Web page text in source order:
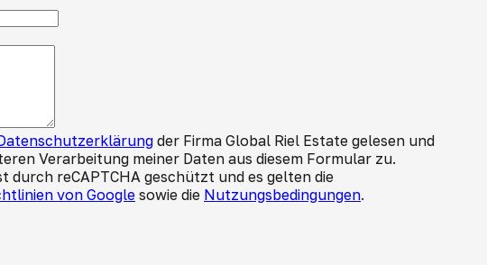
der Firma Global Riel Estate gelesen und
Verarbeitung meiner Daten aus diesem Formular zu.
durch reCAPTCHA geschützt und es gelten die
von Googlesowie die Nutzungsbedingungen.